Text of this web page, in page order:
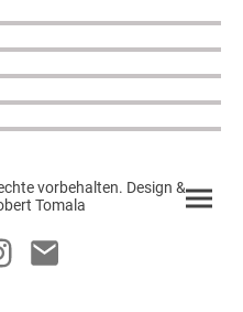
vorbehalten. Design &
Tomala